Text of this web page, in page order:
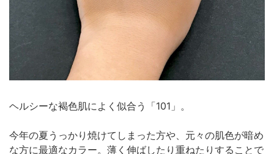
ヘルシーな褐色肌によく似合う「101」。
今年の夏うっかり焼けてしまった方や、元々の肌色が暗め
な方に最適なカラー。薄く伸ばしたり重ねたりすることで